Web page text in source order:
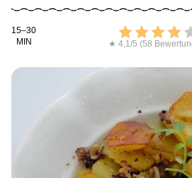
Kochdauer
15–30
MIN
Bewerten
★ 4,1/5 (58